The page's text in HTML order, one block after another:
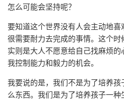
怎么可能会坚持呢？
要知道这个世界没有人会主动地喜
很需要耐力去完成的事情。这个时
实则是大人不愿意给自己找麻烦
我控制能力和毅力的机会。
我要说的是，我们不是为了培养
么东西。我们是为了培养孩子一种